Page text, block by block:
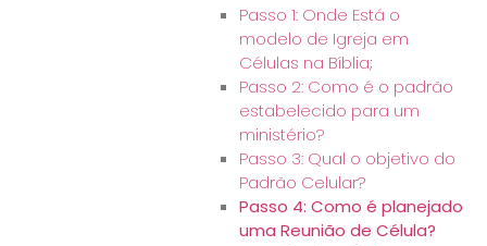
Passo 1: Onde Está o
modelo de Igreja em
Células na Bíblia;
Passo 2: Como é o padrão
estabelecido para um
ministério?
Passo 3: Qual o objetivo do
Padrão Celular?
Passo 4: Como é planejado
uma Reunião de Célula?